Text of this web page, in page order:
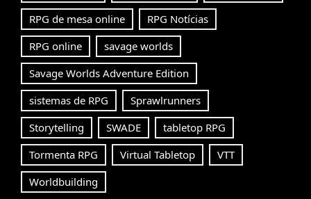
RPG de mesa online
RPG Notícias
RPG online
savage worlds
Savage Worlds Adventure Edition
sistemas de RPG
Sprawlrunners
Storytelling
SWADE
tabletop RPG
Tormenta RPG
Virtual Tabletop
VTT
Worldbuilding